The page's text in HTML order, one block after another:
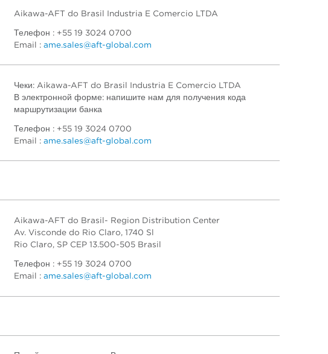
Aikawa-AFT do Brasil Industria E Comercio LTDA
Телефон : +55 19 3024 0700
Email :ame.sales@aft-global.com
Чеки: Aikawa-AFT do Brasil Industria E Comercio LTDA
В электронной форме: напишите нам для получения кода
маршрутизации банка
Телефон : +55 19 3024 0700
Email :ame.sales@aft-global.com
Aikawa-AFT do Brasil- Region Distribution Center
Av. Visconde do Rio Claro, 1740 Sl
Rio Claro, SP CEP 13.500-505 Brasil
Телефон : +55 19 3024 0700
Email :ame.sales@aft-global.com